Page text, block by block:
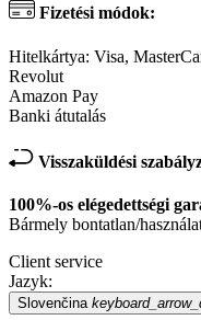
Fizetési módok:
Hitelkártya: Visa,
Revolut
Amazon Pay
Banki átutalás
Visszaküldési
100%-os elégedettségi
Bármely bontatlan/
Client service
Jazyk:
Slovenčina